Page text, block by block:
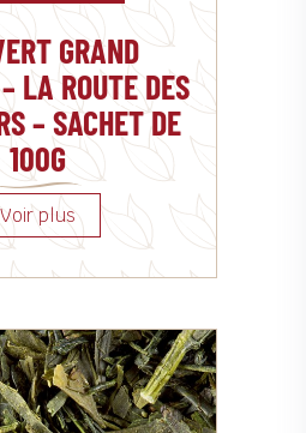
GRAND
LA ROUTE DES
– SACHET DE
100G